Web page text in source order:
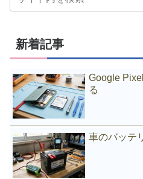
新着記事
Google
る
車のバッテ